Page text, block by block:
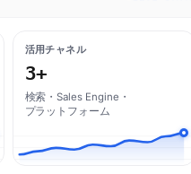
活用チャネル
3+
検索・Sales Engine・
プラットフォーム